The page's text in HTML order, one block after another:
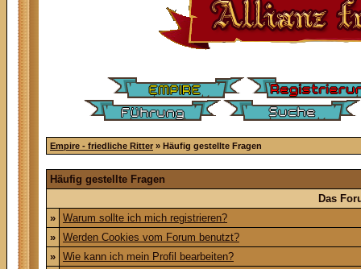
Empire - friedliche Ritter » Häufig gestellte Fragen
Häufig gestellte Fragen
Das
» Warum sollte ich mich registrieren?
» Werden Cookies vom Forum benutzt?
» Wie kann ich mein Profil bearbeiten?